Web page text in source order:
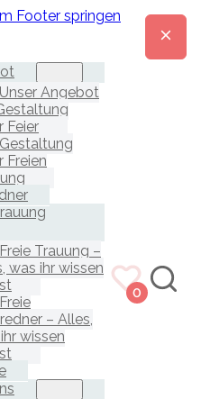
Footer springen
Unser Angebot
Feier
Gestaltung
Freien
Freie Trauung –
was ihr wissen
Freie
– Alles,
wissen
0